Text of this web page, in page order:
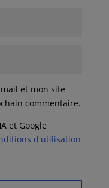
et mon site
commentaire.
et Google
d'utilisation